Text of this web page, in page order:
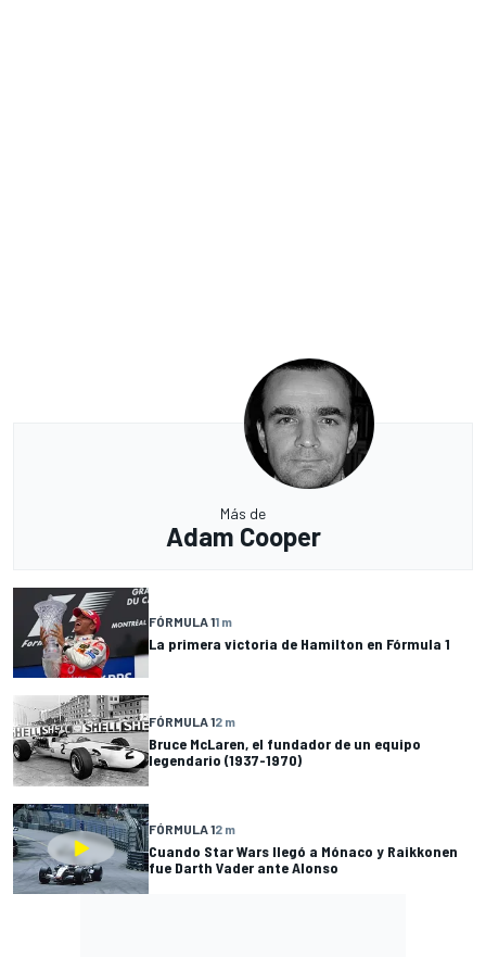
Más de
Adam Cooper
FÓRMULA 11 m
La primera victoria de Hamilton en Fórmula 1
FÓRMULA 12 m
Bruce McLaren, el fundador de un equipo
legendario (1937-1970)
FÓRMULA 12 m
Cuando Star Wars llegó a Mónaco y Raikkonen
fue Darth Vader ante Alonso